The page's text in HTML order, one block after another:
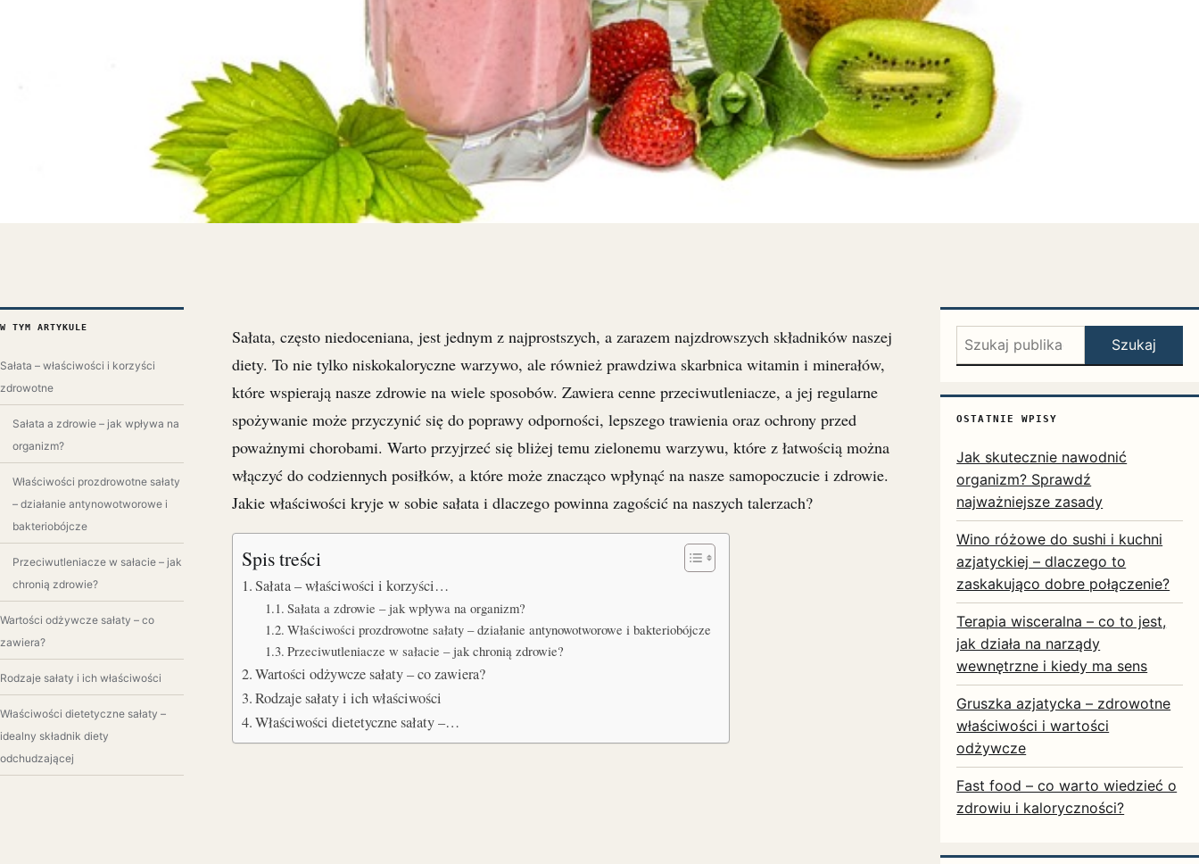
W TYM ARTYKULE
Sałata – właściwości i korzyści
zdrowotne
Sałata a zdrowie – jak wpływa na
organizm?
Właściwości prozdrowotne sałaty
– działanie antynowotworowe i
bakteriobójcze
Przeciwutleniacze w sałacie – jak
chronią zdrowie?
Wartości odżywcze sałaty – co
zawiera?
Rodzaje sałaty i ich właściwości
Właściwości dietetyczne sałaty –
idealny składnik diety
odchudzającej
Sałata, często niedoceniana, jest jednym z najprostszych, a zarazem najzdrowszych składników naszej
diety. To nie tylko niskokaloryczne warzywo, ale również prawdziwa skarbnica witamin i minerałów,
które wspierają nasze zdrowie na wiele sposobów. Zawiera cenne przeciwutleniacze, a jej regularne
spożywanie może przyczynić się do poprawy odporności, lepszego trawienia oraz ochrony przed
poważnymi chorobami. Warto przyjrzeć się bliżej temu zielonemu warzywu, które z łatwością można
włączyć do codziennych posiłków, a które może znacząco wpłynąć na nasze samopoczucie i zdrowie.
Jakie właściwości kryje w sobie sałata i dlaczego powinna zagościć na naszych talerzach?
Spis treści
Sałata – właściwości i korzyści…
Sałata a zdrowie – jak wpływa na organizm?
Właściwości prozdrowotne sałaty – działanie antynowotworowe i bakteriobójcze
Przeciwutleniacze w sałacie – jak chronią zdrowie?
Wartości odżywcze sałaty – co zawiera?
Rodzaje sałaty i ich właściwości
Właściwości dietetyczne sałaty –…
Szukaj: Szukaj
OSTATNIE WPISY
Jak skutecznie nawodnić
organizm? Sprawdź
najważniejsze zasady
Wino różowe do sushi i kuchni
azjatyckiej – dlaczego to
zaskakująco dobre połączenie?
Terapia wisceralna – co to jest,
jak działa na narządy
wewnętrzne i kiedy ma sens
Gruszka azjatycka – zdrowotne
właściwości i wartości
odżywcze
Fast food – co warto wiedzieć o
zdrowiu i kaloryczności?